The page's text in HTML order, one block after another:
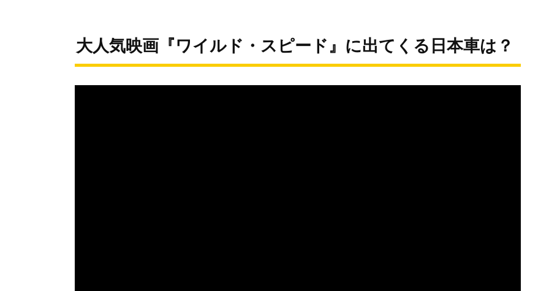
大人気映画『ワイルド・スピード』に出てくる日本車は？